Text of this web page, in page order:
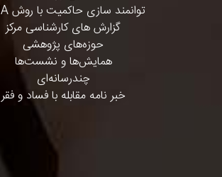
توانمند سازی حاکمیت با روش PDIA
گزارش های کارشناسی مرکز
حوزه‌های پژوهشی
همایش‌ها و نشست‌ها
چندرسانه‌ای
خبر نامه مقابله با فساد و فقر